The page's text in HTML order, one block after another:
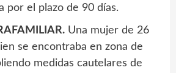
por el plazo de 90 días.
Una mujer de 26
se encontraba en zona de
medidas cautelares de